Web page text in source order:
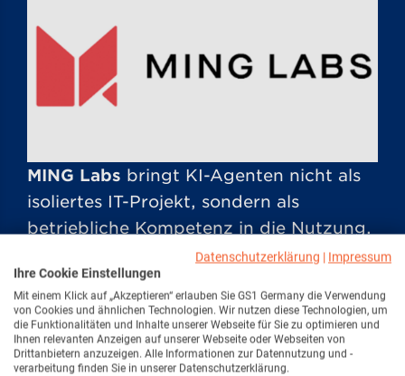
MING Labs bringt KI-Agenten nicht als
isoliertes IT-Projekt, sondern als
betriebliche Kompetenz in die Nutzung.
In einem strukturierten 90-Tage-/12-
Wochen-Modell werden priorisierte
Prozesse ausgewählt, Agenten
aufgebaut, mit realen Fachanwendern
validiert und in den Alltag überführt.
Datenschutzerklärung | Impressum
Ihre Cookie Einstellungen
Mit einem Klick auf „Akzeptieren“ erlauben Sie GS1 Germany die Verwendung
von Cookies und ähnlichen Technologien. Wir nutzen diese Technologien, um
die Funktionalitäten und Inhalte unserer Webseite für Sie zu optimieren und
Ihnen relevanten Anzeigen auf unserer Webseite oder Webseiten von
Drittanbietern anzuzeigen. Alle Informationen zur Datennutzung und -
verarbeitung finden Sie in unserer Datenschutzerklärung.